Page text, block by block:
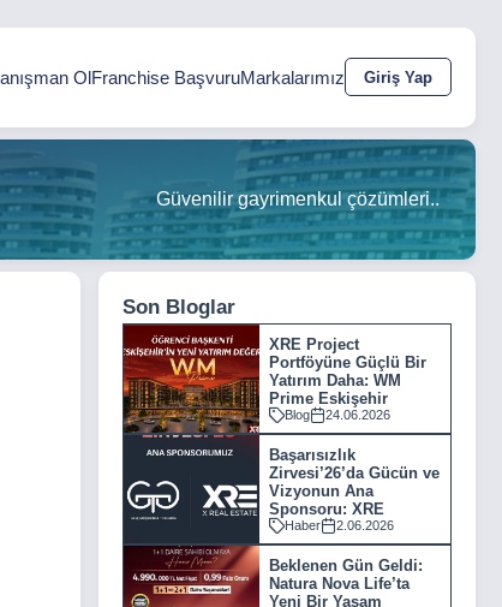
OlFranchise BaşvuruMarkalarımız Giriş Yap
Güvenilir gayrimenkul çözümleri..
Son Bloglar
XRE Project
Portföyüne Güçlü Bir
Yatırım Daha: WM
Prime Eskişehir
Blog 24.06.2026
Başarısızlık
Zirvesi’26’da Gücün ve
Vizyonun Ana
Sponsoru: XRE
Haber 2.06.2026
Beklenen Gün Geldi:
Natura Nova Life’ta
Yeni Bir Yaşam